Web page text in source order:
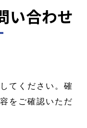
い合わせ
てください。確
をご確認いただ